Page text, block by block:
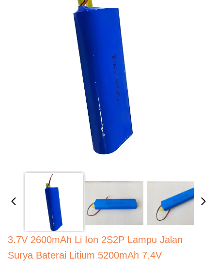
3.7V 2600mAh Li Ion 2S2P Lampu Jalan
Surya Baterai Litium 5200mAh 7.4V